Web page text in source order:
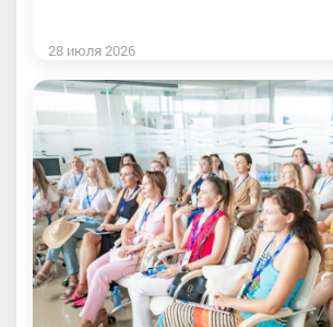
28 июля 2026